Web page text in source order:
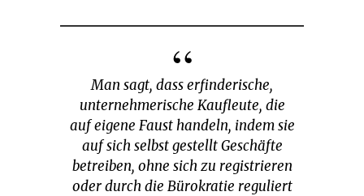
Man sagt, dass erfinderische,
unternehmerische Kaufleute, die
auf eigene Faust handeln, indem sie
auf sich selbst gestellt Geschäfte
betreiben, ohne sich zu registrieren
oder durch die Bürokratie reguliert